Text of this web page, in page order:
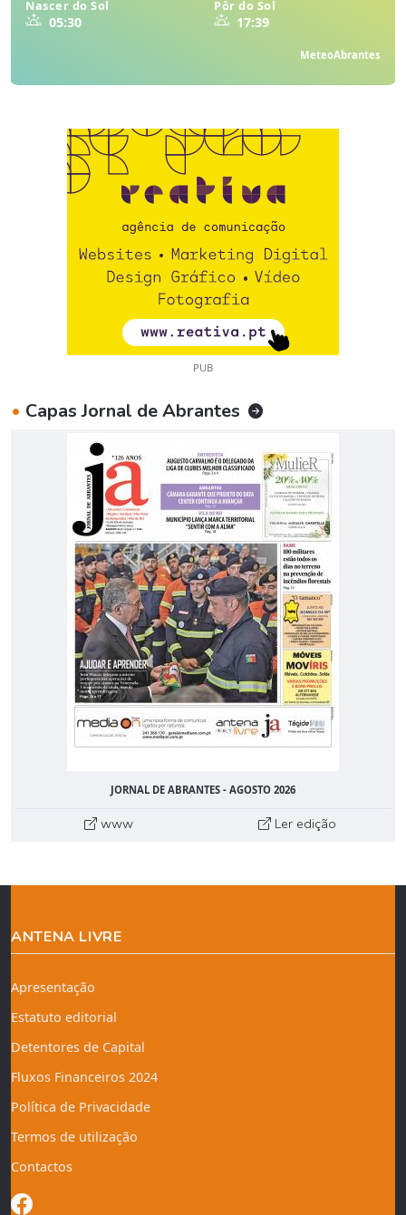
Nascer do Sol
05:30
Pôr do Sol
17:39
MeteoAbrantes
PUB
• Capas Jornal de Abrantes
JORNAL DE ABRANTES - AGOSTO 2026
www Ler edição
ANTENA LIVRE
Apresentação
Estatuto editorial
Detentores de Capital
Fluxos Financeiros 2024
Política de Privacidade
Termos de utilização
Contactos